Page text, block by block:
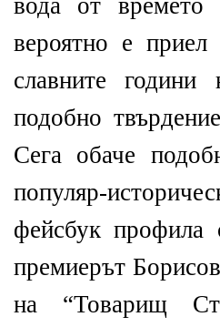
вода от времето
вероятно е
славните
подобно
Сега обаче
популяр-
фейсбук профила
премиерът
на “Товарищ